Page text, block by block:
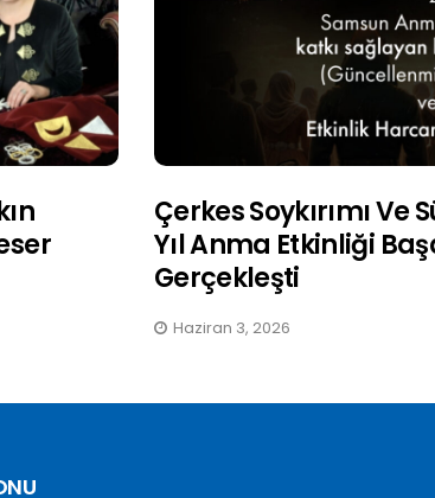
Çerkes Soykırımı Ve
Yıl Anma Etkinliği
Gerçekleşti
Haziran 3, 2026